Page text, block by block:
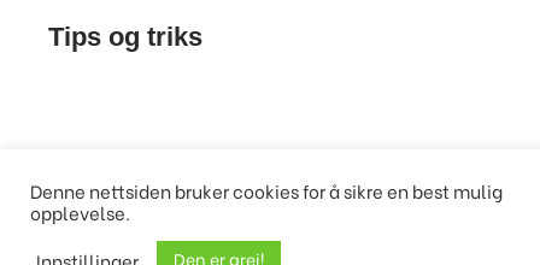
Denne nettsiden bruker cookies for å sikre en best mulig
opplevelse.
Innstillinger
Den er grei!
Tips og triks